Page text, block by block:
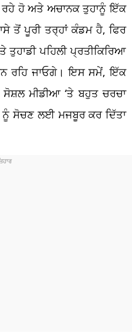
ਰਹੇ ਹੋ ਅਤੇ ਅਚਾਨਕ ਤੁਹਾਨੂੰ ਇੱਕ
ਤੋਂ ਪੂਰੀ ਤਰ੍ਹਾਂ ਕੰਡਮ ਹੈ, ਫਿਰ
ਪਹਿਲੀ ਪ੍ਰਤੀਕਿਰਿਆ
ਰਹਿ ਜਾਓਗੇ। ਇਸ ਸਮੇਂ, ਇੱਕ
ਸੋਸ਼ਲ ਮੀਡੀਆ ‘ਤੇ ਬਹੁਤ ਚਰਚਾ
ਨੂੰ ਸੋਚਣ ਲਈ ਮਜਬੂਰ ਕਰ ਦਿੱਤਾ